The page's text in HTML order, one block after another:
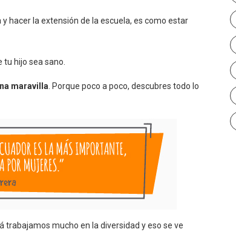
hacer la extensión de la escuela, es como estar
hijo sea sano.
maravilla. Porque poco a poco, descubres todo lo
trabajamos mucho en la diversidad y eso se ve